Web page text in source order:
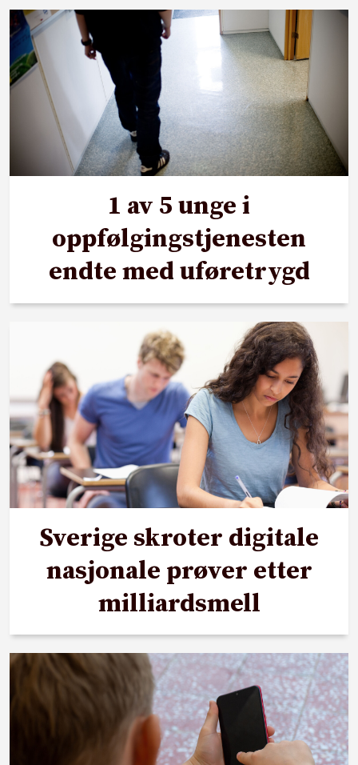
1 av 5 unge i
oppfølgingstjenesten
endte med uføretrygd
Sverige skroter digitale
nasjonale prøver etter
milliardsmell